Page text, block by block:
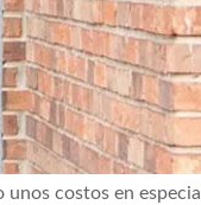
costos en especial